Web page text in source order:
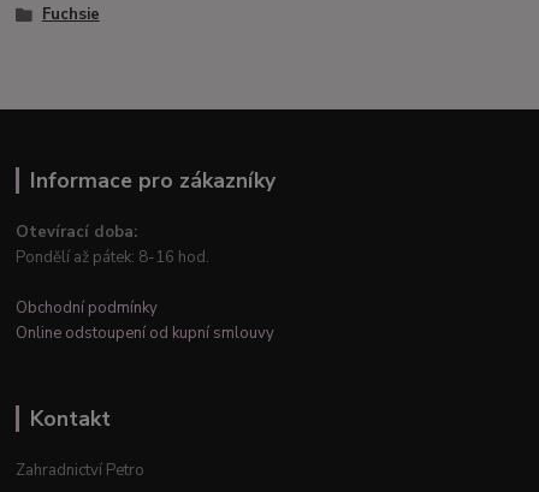
Fuchsie
Informace pro zákazníky
Otevírací doba:
Pondělí až pátek: 8-16 hod.
Obchodní podmínky
Online odstoupení od kupní smlouvy
Kontakt
Zahradnictví Petro